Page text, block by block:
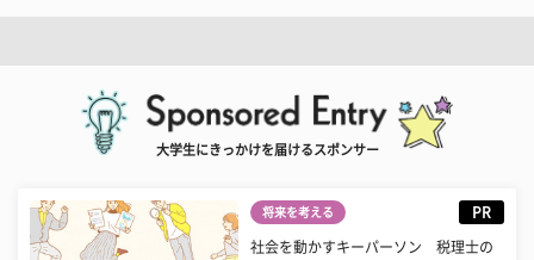
大学生にきっかけを届けるスポンサー
将来を考える PR
社会を動かすキーパーソン 税理士の